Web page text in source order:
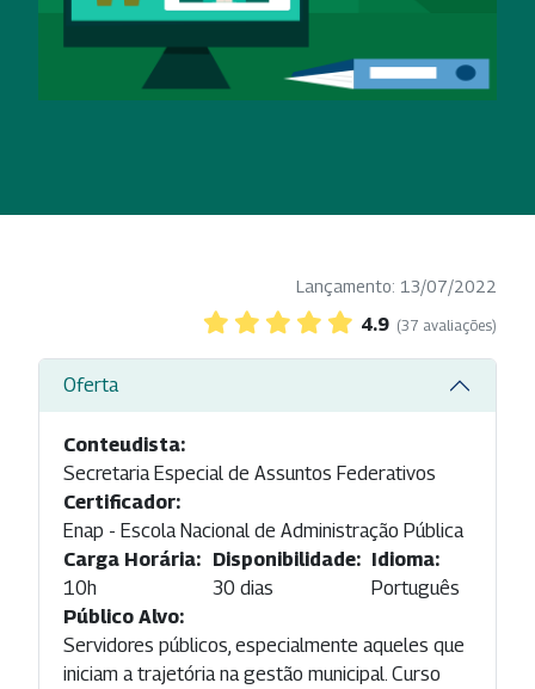
Lançamento: 13/07/2022
4.9 (37 avaliações)
Oferta
Conteudista:
Secretaria Especial de Assuntos Federativos
Certificador:
Enap - Escola Nacional de Administração Pública
Carga Horária:
10h
Disponibilidade:
30 dias
Idioma:
Português
Público Alvo:
Servidores públicos, especialmente aqueles que
iniciam a trajetória na gestão municipal. Curso